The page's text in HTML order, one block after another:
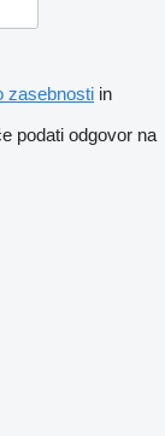
zasebnosti in
podati odgovor na